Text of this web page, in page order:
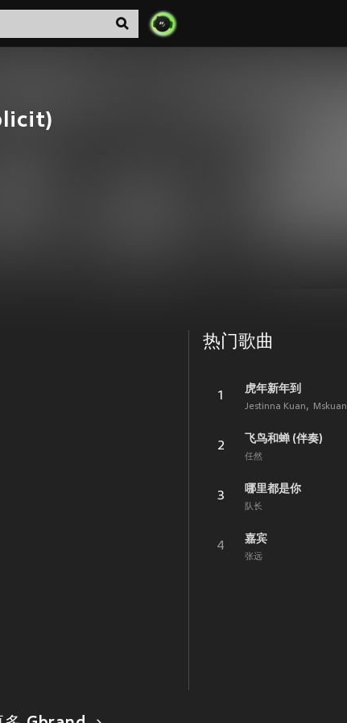
热门歌曲
1
虎年新年到
Jestinna Kuan Mskuan
2
飞鸟和蝉 (伴奏)
任然
3
哪里都是你
队长
4
嘉宾
张远